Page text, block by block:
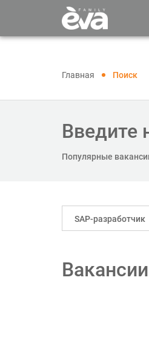
Главная Поиск
Введите
Популярные
SAP-разработчик